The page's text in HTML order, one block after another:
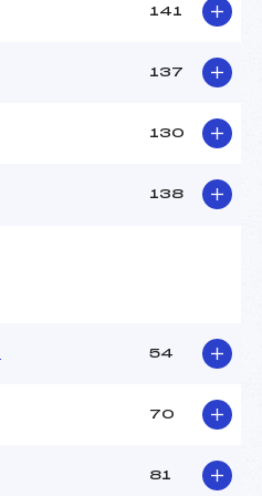
141
137
130
138
54
70
81